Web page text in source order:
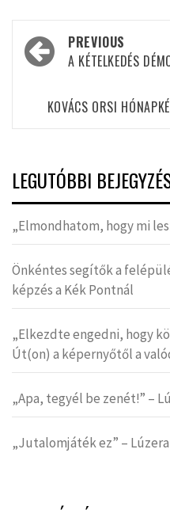
Post
navigation
PREVIOUS
A KÉTELKEDÉS
KOVÁCS ORSI
LEGUTÓBBI
„Elmondhatom, hogy mi
Önkéntes segítők a
képzés a Kék Pontnál
„Elkezdte engedni, hogy
Út(on) a képernyőtől a
„Apa, tegyél be zenét!” –
„Jutalomjáték ez” –